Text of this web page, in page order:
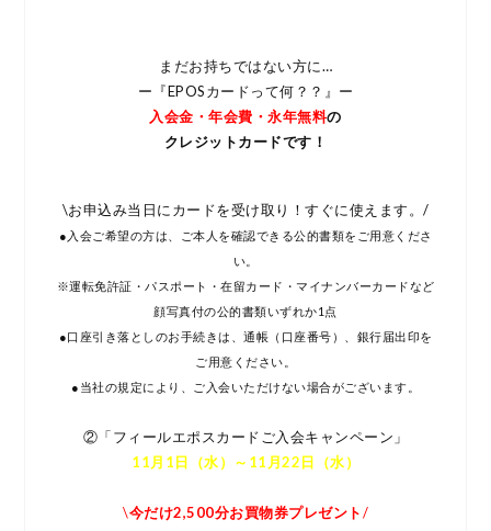
まだお持ちではない方に…
ー『EPOSカードって何？？』ー
入会金・年会費・永年無料の
クレジットカードです！
\お申込み当日にカードを受け取り！すぐに使えます。/
●入会ご希望の方は、ご本人を確認できる公的書類をご用意くださ
い。
※運転免許証・パスポート・在留カード・マイナンバーカードなど
顔写真付の公的書類いずれか1点
●口座引き落としのお手続きは、通帳（口座番号）、銀行届出印を
ご用意ください。
●当社の規定により、ご入会いただけない場合がございます。
②「フィールエポスカードご入会キャンペーン」
11月1日（水）～11月22日（水）
\今だけ2,500分お買物券プレゼント/